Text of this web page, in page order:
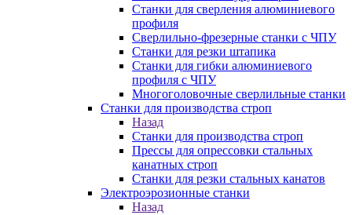
Станки для сверления алюминиевого
профиля
Сверлильно-фрезерные станки с ЧПУ
Станки для резки штапика
Станки для гибки алюминиевого
профиля с ЧПУ
Многоголовочные сверлильные станки
Станки для производства строп
Назад
Станки для производства строп
Прессы для опрессовки стальных
канатных строп
Станки для резки стальных канатов
Электроэрозионные станки
Назад